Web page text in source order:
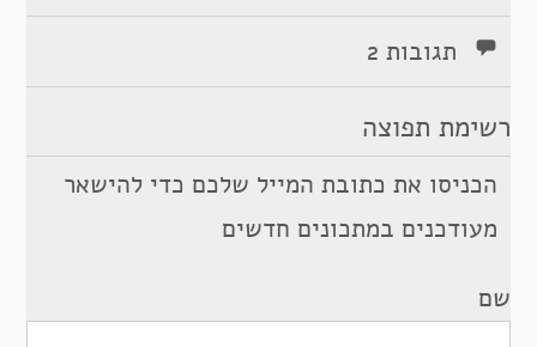
תגובות 2
רשימת תפוצה
הכניסו את כתובת המייל שלכם כדי להישאר
מעודכנים במתכונים חדשים
שם